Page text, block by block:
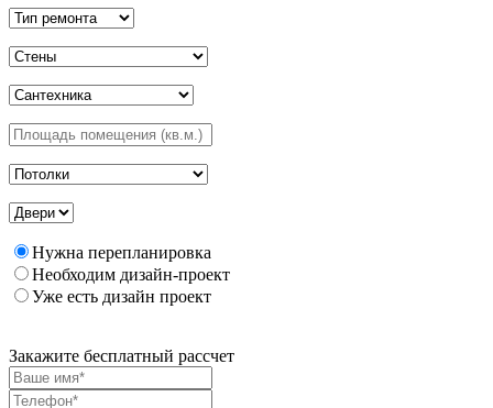
Нужна перепланировка
Необходим дизайн-проект
Уже есть дизайн проект
Закажите бесплатный рассчет